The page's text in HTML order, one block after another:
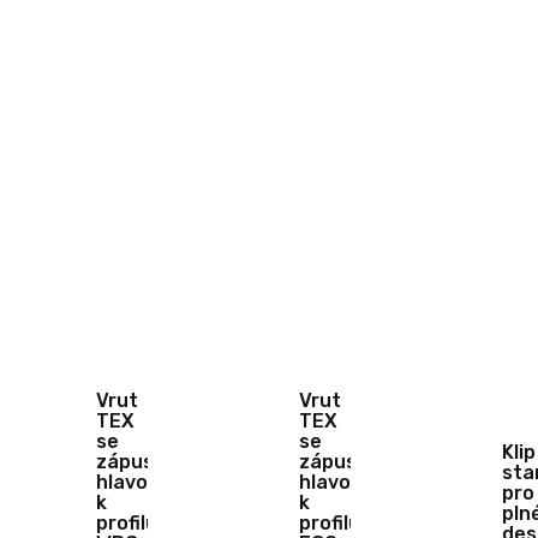
Vrut
TEX
se
zápustnou
hlavou
k
profilu
Vrut
TEX
se
zápustnou
hlavou
k
profilu
Klip
pro